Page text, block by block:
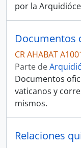
por la
Documentos
CR AHABAT
Parte de
Documentos
vaticanos y
mismos.